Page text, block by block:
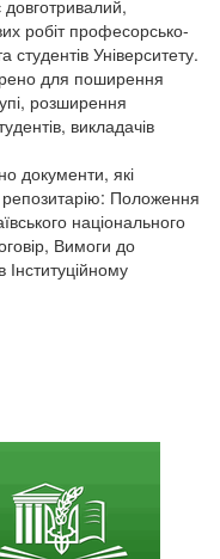
робіт професорсько-
студентів Університету.
для поширення
розширення
викладачів
документи, які
репозитарію: Положення
національного
Вимоги до